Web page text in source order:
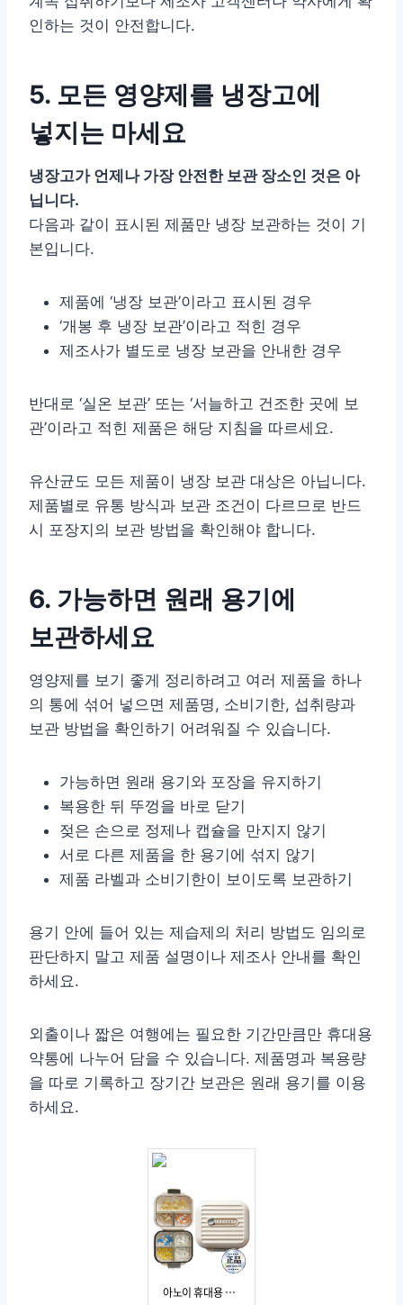
인하는 것이 안전합니다.
5. 모든 영양제를 냉장고에
넣지는 마세요
냉장고가 언제나 가장 안전한 보관 장소인 것은 아
닙니다.
다음과 같이 표시된 제품만 냉장 보관하는 것이 기
본입니다.
제품에 ‘냉장 보관’이라고 표시된 경우
‘개봉 후 냉장 보관’이라고 적힌 경우
제조사가 별도로 냉장 보관을 안내한 경우
반대로 ‘실온 보관’ 또는 ‘서늘하고 건조한 곳에 보
관’이라고 적힌 제품은 해당 지침을 따르세요.
유산균도 모든 제품이 냉장 보관 대상은 아닙니다.
제품별로 유통 방식과 보관 조건이 다르므로 반드
시 포장지의 보관 방법을 확인해야 합니다.
6. 가능하면 원래 용기에
보관하세요
영양제를 보기 좋게 정리하려고 여러 제품을 하나
의 통에 섞어 넣으면 제품명, 소비기한, 섭취량과
보관 방법을 확인하기 어려워질 수 있습니다.
가능하면 원래 용기와 포장을 유지하기
복용한 뒤 뚜껑을 바로 닫기
젖은 손으로 정제나 캡슐을 만지지 않기
서로 다른 제품을 한 용기에 섞지 않기
제품 라벨과 소비기한이 보이도록 보관하기
용기 안에 들어 있는 제습제의 처리 방법도 임의로
판단하지 말고 제품 설명이나 제조사 안내를 확인
하세요.
외출이나 짧은 여행에는 필요한 기간만큼만 휴대용
약통에 나누어 담을 수 있습니다. 제품명과 복용량
을 따로 기록하고 장기간 보관은 원래 용기를 이용
하세요.